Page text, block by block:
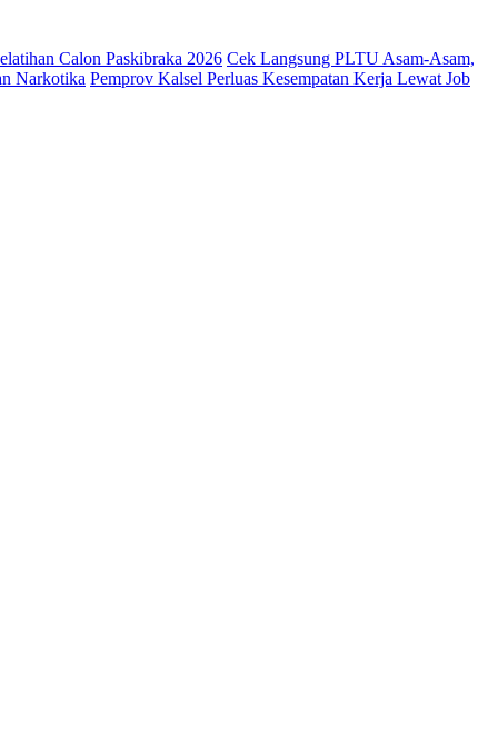
Calon Paskibraka 2026 Cek Langsung PLTU Asam-Asam,
Narkotika Pemprov Kalsel Perluas Kesempatan Kerja Lewat Job